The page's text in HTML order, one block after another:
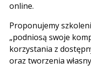
online.
Proponujemy
„podniosą swoje
korzystania z
oraz tworzenia